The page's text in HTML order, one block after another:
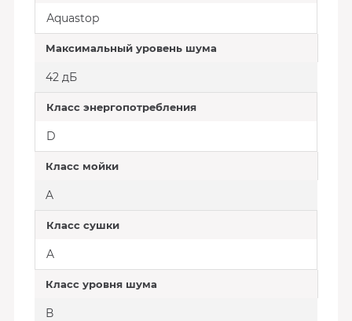
Аquastop
Максимальный уровень шума
42 дБ
Класс энергопотребления
D
Класс мойки
A
Класс сушки
A
Класс уровня шума
В